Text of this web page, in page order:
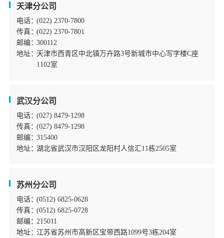
天津分公司
电话：(022) 2370-7800
传真：(022) 2370-7801
邮编：300112
地址：天津市西青区中北镇万卉路3号新城市中心写字楼C座
1102室
武汉分公司
电话：(027) 8479-1298
传真：(027) 8479-1298
邮编：315400
地址：湖北省武汉市汉阳区龙阳村人信汇11栋2505室
苏州分公司
电话：(0512) 6825-0628
传真：(0512) 6825-0728
邮编：215011
地址：江苏省苏州市高新区宝带西路1099号3栋204室